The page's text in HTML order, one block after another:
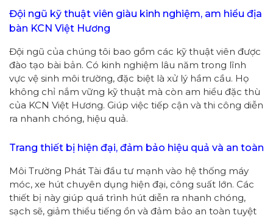
Đội ngũ kỹ thuật viên giàu kinh nghiệm, am hiểu địa
bàn KCN Việt Hương
Đội ngũ của chúng tôi bao gồm các kỹ thuật viên được
đào tạo bài bản. Có kinh nghiệm lâu năm trong lĩnh
vực vệ sinh môi trường, đặc biệt là xử lý hầm cầu. Họ
không chỉ nắm vững kỹ thuật mà còn am hiểu đặc thù
của KCN Việt Hương. Giúp việc tiếp cận và thi công diễn
ra nhanh chóng, hiệu quả.
Trang thiết bị hiện đại, đảm bảo hiệu quả và an toàn
Môi Trường Phát Tài đầu tư mạnh vào hệ thống máy
móc, xe hút chuyên dụng hiện đại, công suất lớn. Các
thiết bị này giúp quá trình hút diễn ra nhanh chóng,
sạch sẽ, giảm thiểu tiếng ồn và đảm bảo an toàn tuyệt